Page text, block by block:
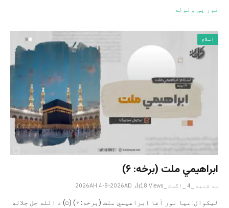
نور یی ولوله
اسلام
ابراهيمي ملت (برخه: ۶)
سه شنبه _4 _اگست _2026AH 4-8-2026AD 18 Views
ليکوال: میا نور آغا ابراهيمي ملت (برخه: ۶) (۵) د الله جل جلاله